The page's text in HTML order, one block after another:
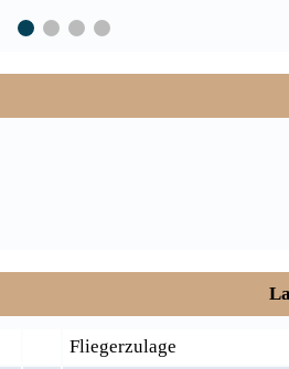
Fliegerzulage